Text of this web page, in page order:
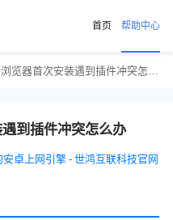
首页 帮助中心
览器首次安装遇到插件冲突怎么办
到插件冲突怎么办
卓上网引擎 - 世鸿互联科技官网